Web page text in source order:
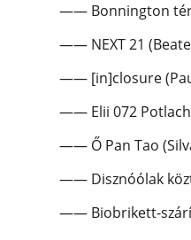
—— Bonnington tér
—— NEXT 21 (Beate
—— [in]closure
—— Elii 072 Potlach
—— Ő Pan Tao
—— Disznóólak közt
—— Biobrikett-